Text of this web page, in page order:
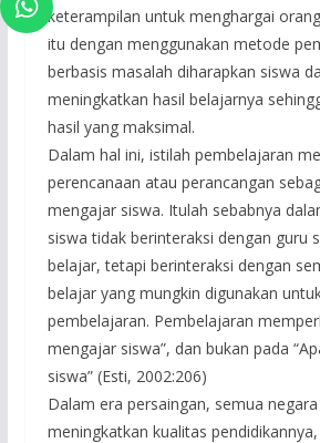
keterampilan untuk menghargai
itu dengan menggunakan metode
berbasis masalah diharapkan siswa
meningkatkan hasil belajarnya
hasil yang maksimal.
Dalam hal ini, istilah pembelajaran
perencanaan atau perancangan
mengajar siswa. Itulah sebabnya
siswa tidak berinteraksi dengan guru
belajar, tetapi berinteraksi dengan
belajar yang mungkin digunakan
pembelajaran. Pembelajaran
mengajar siswa”, dan bukan pada
siswa” (Esti, 2002:206)
Dalam era persaingan, semua
meningkatkan kualitas